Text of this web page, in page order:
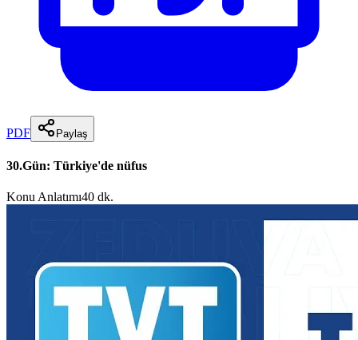
PDF Paylaş
30.Gün: Türkiye'de nüfus
Konu Anlatımı40 dk.